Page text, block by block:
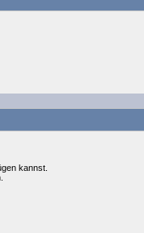
kannst.